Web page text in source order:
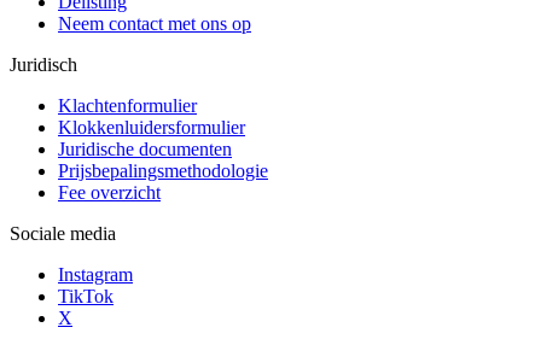
Neem contact met ons op
Juridisch
Klachtenformulier
Klokkenluidersformulier
Juridische documenten
Prijsbepalingsmethodologie
Fee overzicht
Sociale media
Instagram
TikTok
X